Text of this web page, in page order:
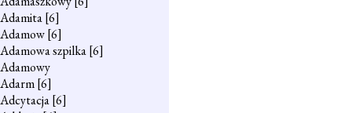
Adamita[6]
Adamow[6]
Adamowa szpilka[6]
Adamowy
Adarm[6]
Adcytacja[6]